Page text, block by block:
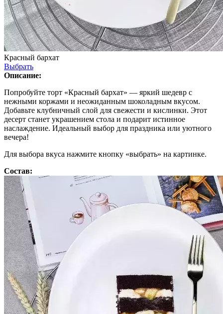
Красный бархат
Выбрать
Описание:
Попробуйте торт «Красный бархат» — яркий шедевр с
нежными коржами и неожиданным шоколадным вкусом.
Добавьте клубничный слой для свежести и кислинки. Этот
десерт станет украшением стола и подарит истинное
наслаждение. Идеальный выбор для праздника или уютного
вечера!
Для выбора вкуса нажмите кнопку «выбрать» на картинке.
Состав: